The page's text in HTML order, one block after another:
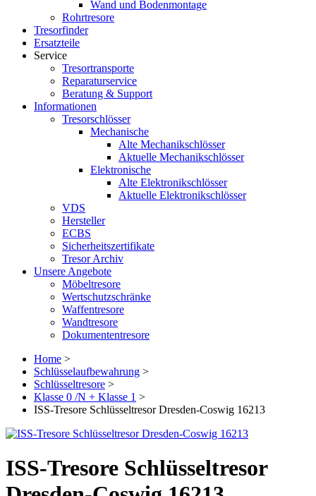
Wand und Bodenmontage
Rohrtresore
Tresorfinder
Ersatzteile
Service
Tresortransporte
Reparaturservice
Beratung & Support
Informationen
Tresorschlösser
Mechanische
Alte Mechanikschlösser
Aktuelle Mechanikschlösser
Elektronische
Alte Elektronikschlösser
Aktuelle Elektronikschlösser
VDS
Hersteller
ECBS
Sicherheitszertifikate
Tresor Archiv
Unsere Angebote
Möbeltresore
Wertschutzschränke
Waffentresore
Wandtresore
Dokumententresore
Home >
Schlüsselaufbewahrung >
Schlüsseltresore >
Klasse 0 /N + Klasse 1 >
ISS-Tresore Schlüsseltresor Dresden-Coswig 16213
ISS-Tresore Schlüsseltresor